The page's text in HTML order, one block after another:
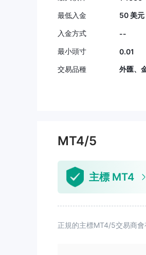
最低入金 50 美元
入金方式 --
最小頭寸
0.01
交易品種 外匯、
MT4/5
主標 MT4
正規的主標MT4/5交易商